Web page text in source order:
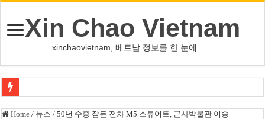
Xin Chao Vietnam
xinchaovietnam, 베트남 정보를 한 눈에……
쩐 타인 먼 베트남 국회의장 “외교 성과, 국가 위상 제고에 크게 기여”
Home / 뉴스 / 50년 수중 잠든 전차 M5 스튜어트, 군사박물관 이송